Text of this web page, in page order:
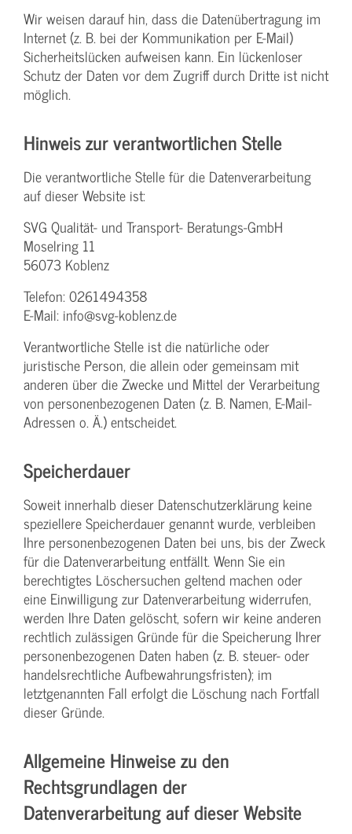
Wir weisen darauf hin, dass die Datenübertragung im
Internet (z. B. bei der Kommunikation per E-Mail)
Sicherheitslücken aufweisen kann. Ein lückenloser
Schutz der Daten vor dem Zugriff durch Dritte ist nicht
möglich.
Hinweis zur verantwortlichen Stelle
Die verantwortliche Stelle für die Datenverarbeitung
auf dieser Website ist:
SVG Qualität- und Transport- Beratungs-GmbH
Moselring 11
56073 Koblenz
Telefon: 0261494358
E-Mail: info@svg-koblenz.de
Verantwortliche Stelle ist die natürliche oder
juristische Person, die allein oder gemeinsam mit
anderen über die Zwecke und Mittel der Verarbeitung
von personenbezogenen Daten (z. B. Namen, E-Mail-
Adressen o. Ä.) entscheidet.
Speicherdauer
Soweit innerhalb dieser Datenschutzerklärung keine
speziellere Speicherdauer genannt wurde, verbleiben
Ihre personenbezogenen Daten bei uns, bis der Zweck
für die Datenverarbeitung entfällt. Wenn Sie ein
berechtigtes Löschersuchen geltend machen oder
eine Einwilligung zur Datenverarbeitung widerrufen,
werden Ihre Daten gelöscht, sofern wir keine anderen
rechtlich zulässigen Gründe für die Speicherung Ihrer
personenbezogenen Daten haben (z. B. steuer- oder
handelsrechtliche Aufbewahrungsfristen); im
letztgenannten Fall erfolgt die Löschung nach Fortfall
dieser Gründe.
Allgemeine Hinweise zu den
Rechtsgrundlagen der
Datenverarbeitung auf dieser Website